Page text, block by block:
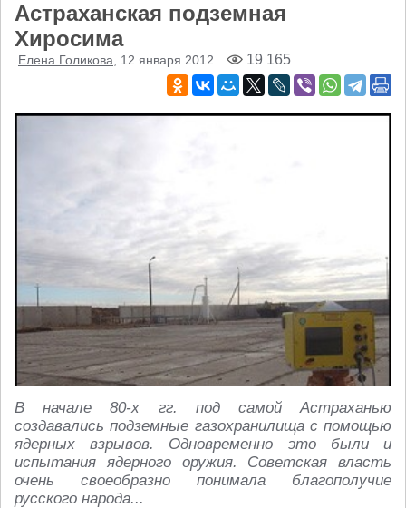
Астраханская подземная
Хиросима
Елена Голикова , 12 января 2012 19 165
В начале 80-х гг. под самой Астраханью
создавались подземные газохранилища с помощью
ядерных взрывов. Одновременно это были и
испытания ядерного оружия. Советская власть
очень своеобразно понимала благополучие
русского народа...